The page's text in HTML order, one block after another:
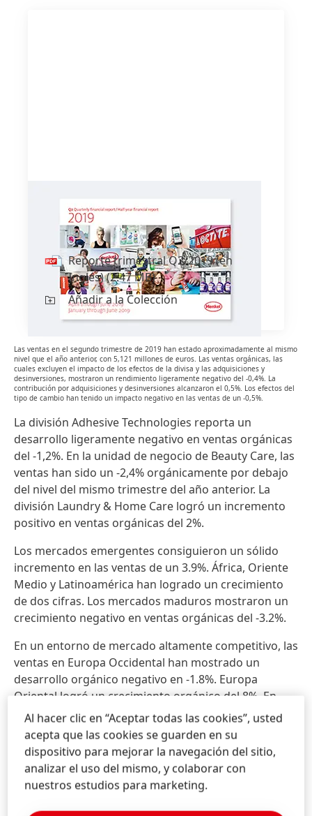
Reporte trimestral Q2/2019
Inglés)
Reporte trimestral Q2/2019(en
Inglés)(2.47 MB)
Añadir a la Colección
Las ventas en el segundo trimestre de 2019 han estado aproximadamente al mismo
nivel que el año anterior, con 5,121 millones de euros. Las ventas orgánicas, las
cuales excluyen el impacto de los efectos de la divisa y las adquisiciones y
desinversiones, mostraron un rendimiento ligeramente negativo del -0,4%. La
contribución por adquisiciones y desinversiones alcanzaron el 0,5%. Los efectos del
tipo de cambio han tenido un impacto negativo en las ventas de un -0,5%.
La división Adhesive Technologies reporta un
desarrollo ligeramente negativo en ventas orgánicas
del -1,2%. En la unidad de negocio de Beauty Care, las
ventas han sido un -2,4% orgánicamente por debajo
del nivel del mismo trimestre del año anterior. La
división Laundry & Home Care logró un incremento
positivo en ventas orgánicas del 2%.
Los mercados emergentes consiguieron un sólido
incremento en las ventas de un 3.9%. África, Oriente
Medio y Latinoamérica han logrado un crecimiento
de dos cifras. Los mercados maduros mostraron un
crecimiento negativo en ventas orgánicas del -3.2%.
En un entorno de mercado altamente competitivo, las
ventas en Europa Occidental han mostrado un
desarrollo orgánico negativo en -1.8%. Europa
Oriental logró un crecimiento orgánico del 8%. En
África y Oriente Medio, las ventas crecieron
orgánicamente en un 16.5%. Norteamérica registró
un desarrollo en ventas orgánicas de -5%.
Latinoamérica ha conseguido un crecimiento
orgánico de un 11%.En la región Asia-Pacífico, las
ventas han decrecido orgánicamente en un - 7.9%.
Al hacer clic en “Aceptar todas las cookies”, usted
acepta que las cookies se guarden en su
dispositivo para mejorar la navegación del sitio,
analizar el uso del mismo, y colaborar con
nuestros estudios para marketing.